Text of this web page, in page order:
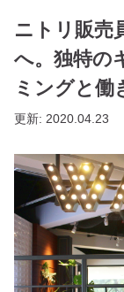
ニトリ販売
へ。独特の
ミングと働
更新: 2020.04.23